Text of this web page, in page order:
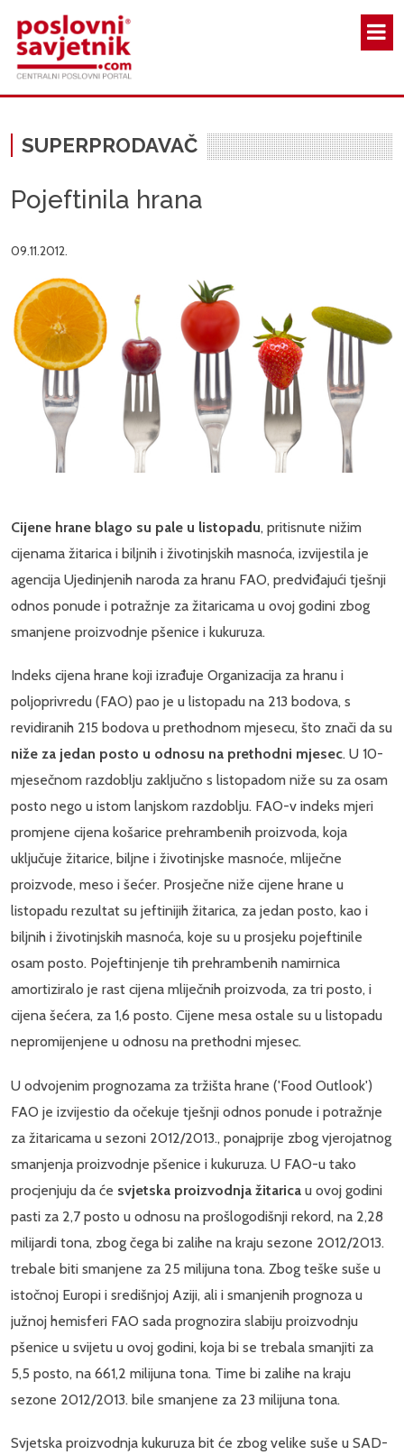
SUPERPRODAVAČ
Pojeftinila hrana
09.11.2012.
Cijene hrane blago su pale u listopadu, pritisnute nižim
cijenama žitarica i biljnih i životinjskih masnoća, izvijestila je
agencija Ujedinjenih naroda za hranu FAO, predviđajući tješnji
odnos ponude i potražnje za žitaricama u ovoj godini zbog
smanjene proizvodnje pšenice i kukuruza.
Indeks cijena hrane koji izrađuje Organizacija za hranu i
poljoprivredu (FAO) pao je u listopadu na 213 bodova, s
revidiranih 215 bodova u prethodnom mjesecu, što znači da su
niže za jedan posto u odnosu na prethodni mjesec. U 10-
mjesečnom razdoblju zaključno s listopadom niže su za osam
posto nego u istom lanjskom razdoblju. FAO-v indeks mjeri
promjene cijena košarice prehrambenih proizvoda, koja
uključuje žitarice, biljne i životinjske masnoće, mliječne
proizvode, meso i šećer. Prosječne niže cijene hrane u
listopadu rezultat su jeftinijih žitarica, za jedan posto, kao i
biljnih i životinjskih masnoća, koje su u prosjeku pojeftinile
osam posto. Pojeftinjenje tih prehrambenih namirnica
amortiziralo je rast cijena mliječnih proizvoda, za tri posto, i
cijena šećera, za 1,6 posto. Cijene mesa ostale su u listopadu
nepromijenjene u odnosu na prethodni mjesec.
U odvojenim prognozama za tržišta hrane ('Food Outlook')
FAO je izvijestio da očekuje tješnji odnos ponude i potražnje
za žitaricama u sezoni 2012/2013., ponajprije zbog vjerojatnog
smanjenja proizvodnje pšenice i kukuruza. U FAO-u tako
procjenjuju da će svjetska proizvodnja žitarica u ovoj godini
pasti za 2,7 posto u odnosu na prošlogodišnji rekord, na 2,28
milijardi tona, zbog čega bi zalihe na kraju sezone 2012/2013.
trebale biti smanjene za 25 milijuna tona. Zbog teške suše u
istočnoj Europi i središnjoj Aziji, ali i smanjenih prognoza u
južnoj hemisferi FAO sada prognozira slabiju proizvodnju
pšenice u svijetu u ovoj godini, koja bi se trebala smanjiti za
5,5 posto, na 661,2 milijuna tona. Time bi zalihe na kraju
sezone 2012/2013. bile smanjene za 23 milijuna tona.
Svjetska proizvodnja kukuruza bit će zbog velike suše u SAD-